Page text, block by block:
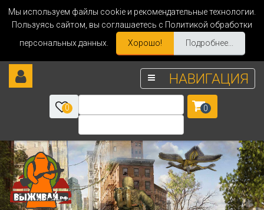
Мы используем файлы cookie и рекомендательные технологии.
Пользуясь сайтом, вы соглашаетесь с Политикой обработки
персональных данных.
Хорошо! Подробнее...
НАВИГАЦИЯ
0 0